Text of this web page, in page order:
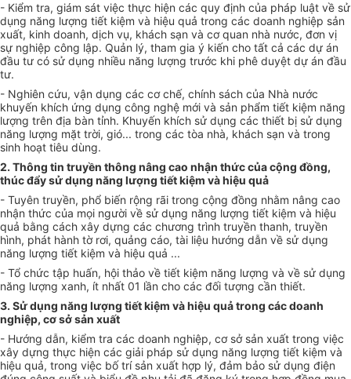
- Kiểm tra, giám sát việc thực hiện các quy định của pháp luật về sử
dụng năng lượng tiết kiệm và hiệu quả trong các doanh nghiệp sản
xuất, kinh doanh, dịch vụ, khách sạn và cơ quan nhà nước, đơn vị
sự nghiệp công lập. Quản lý, tham gia ý kiến cho tất cả các dự án
đầu tư có sử dụng nhiều năng lượng trước khi phê duyệt dự án đầu
tư.
- Nghiên cứu, vận dụng các cơ chế, chính sách của Nhà nước
khuyến khích ứng dụng công nghệ mới và sản phẩm tiết kiệm năng
lượng trên địa bàn tỉnh. Khuyến khích sử dụng các thiết bị sử dụng
năng lượng mặt trời, gió... trong các tòa nhà, khách sạn và trong
sinh hoạt tiêu dùng.
2. Thông tin truyền thông nâng cao nhận thức của cộng đồng,
thúc đẩy sử dụng năng lượng tiết kiệm và hiệu quả
- Tuyên truyền, phổ biến rộng rãi trong cộng đồng nhằm nâng cao
nhận thức của mọi người về sử dụng năng lượng tiết kiệm và hiệu
quả bằng cách xây dựng các chương trình truyền thanh, truyền
hình, phát hành tờ rơi, quảng cáo, tài liệu hướng dẫn về sử dụng
năng lượng tiết kiệm và hiệu quả ...
- Tổ chức tập huấn, hội thảo về tiết kiệm năng lượng và về sử dụng
năng lượng xanh, ít nhất 01 lần cho các đối tượng cần thiết.
3. Sử dụng năng lượng tiết kiệm và hiệu quả trong các doanh
nghiệp, cơ sở sản xuất
- Hướng dẫn, kiểm tra các doanh nghiệp, cơ sở sản xuất trong việc
xây dựng thực hiện các giải pháp sử dụng năng lượng tiết kiệm và
hiệu quả, trong việc bố trí sản xuất hợp lý, đảm bảo sử dụng điện